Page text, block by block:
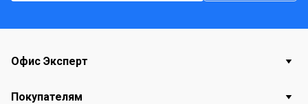
Офис Эксперт
Покупателям